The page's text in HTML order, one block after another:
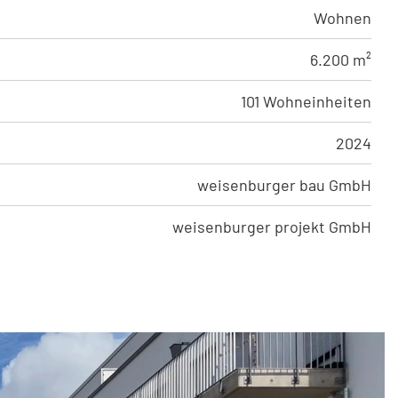
Wohnen
6.200 m²
101 Wohneinheiten
2024
weisenburger bau GmbH
weisenburger projekt GmbH